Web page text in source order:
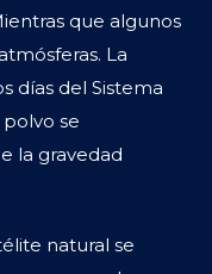
que algunos
La
días del Sistema
polvo se
la gravedad
natural se